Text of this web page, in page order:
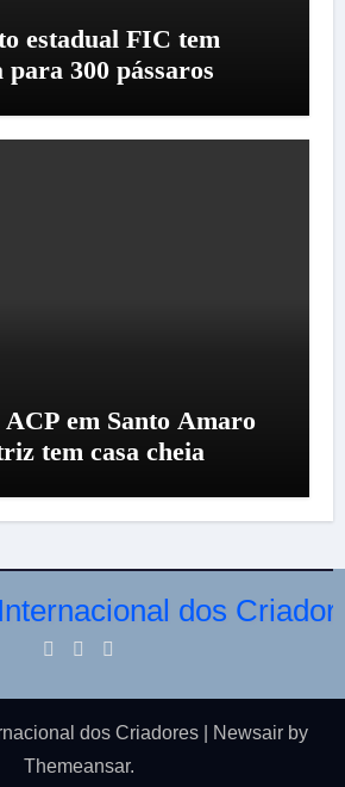
estadual FIC tem
para 300 pássaros
em Santo Amaro
tem casa cheia
dos Criadores Newsairby
Themeansar.